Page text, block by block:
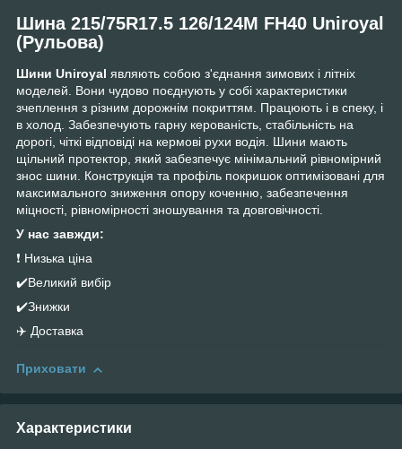
Шина 215/75R17.5 126/124M FH40 Uniroyal
(Рульова)
Шини Uniroyal являють собою з'єднання зимових і літніх
моделей. Вони чудово поєднують у собі характеристики
зчеплення з різним дорожнім покриттям. Працюють і в спеку, і
в холод. Забезпечують гарну керованість, стабільність на
дорогі, чіткі відповіді на кермові рухи водія. Шини мають
щільний протектор, який забезпечує мінімальний рівномірний
знос шини. Конструкція та профіль покришок оптимізовані для
максимального зниження опору коченню, забезпечення
міцності, рівномірності зношування та довговічності.
У нас завжди:
❗ Низька ціна
✔️Великий вибір
✔️Знижки
✈️ Доставка
Приховати
Характеристики